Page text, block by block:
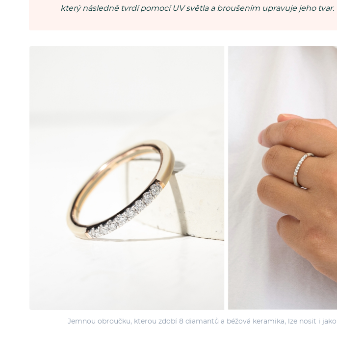
který následně tvrdí pomocí UV světla a broušením upravuje jeho tvar.
Jemnou obroučku, kterou zdobí 8 diamantů a béžová keramika, lze nosit i